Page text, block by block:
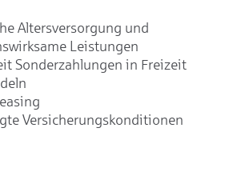
Altersversorgung und
Leistungen
Sonderzahlungen in Freizeit
Versicherungskonditionen